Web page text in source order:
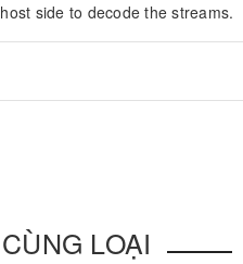
side to decode the streams.
LOẠI